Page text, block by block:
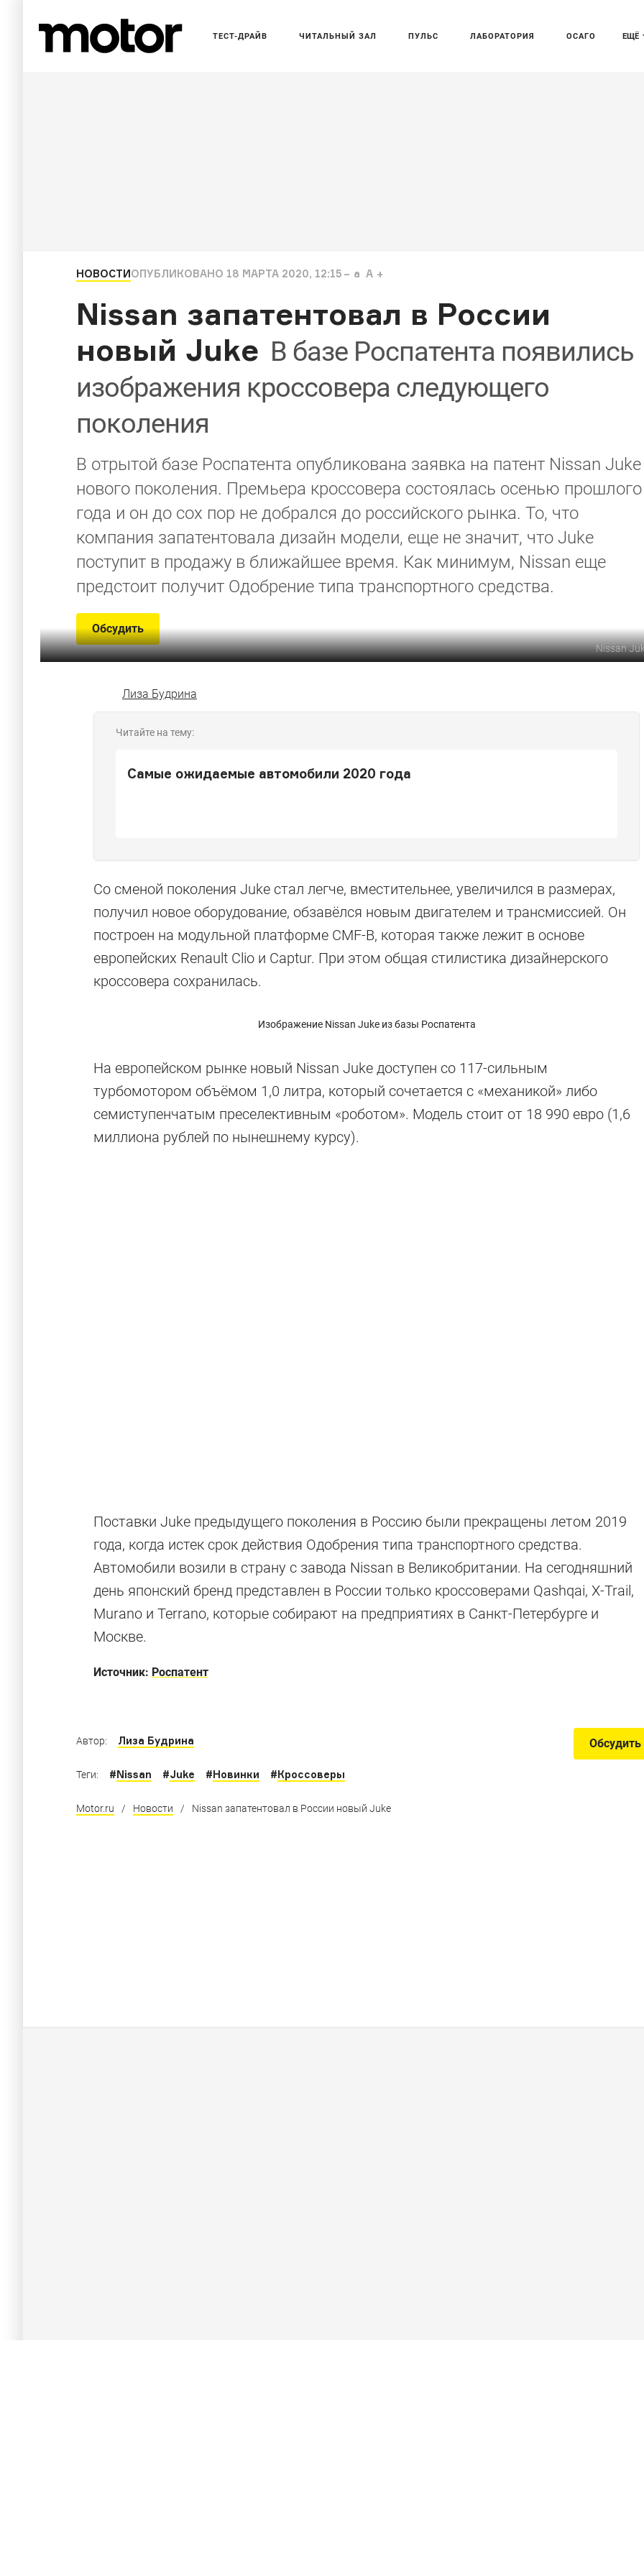
ЕЩЁ
ТЕСТ-ДРАЙВ ЧИТАЛЬНЫЙ ЗАЛ ПУЛЬС ЛАБОРАТОРИЯ ОСАГО
НОВОСТИОПУБЛИКОВАНО 18 МАРТА 2020, 12:15 a A
Nissan запатентовал в России
новый Juke В базе Роспатента появились
изображения кроссовера следующего
поколения
В отрытой базе Роспатента опубликована заявка на патент Nissan Juke
нового поколения. Премьера кроссовера состоялась осенью прошлого
года и он до сох пор не добрался до российского рынка. То, что
компания запатентовала дизайн модели, еще не значит, что Juke
поступит в продажу в ближайшее время. Как минимум, Nissan еще
предстоит получит Одобрение типа транспортного средства.
Обсудить
Nissan
Лиза Будрина
Читайте на тему:
Самые ожидаемые автомобили 2020 года
Со сменой поколения Juke стал легче, вместительнее, увеличился в размерах,
получил новое оборудование, обзавёлся новым двигателем и трансмиссией. Он
построен на модульной платформе CMF-B, которая также лежит в основе
европейских Renault Clio и Captur. При этом общая стилистика дизайнерского
кроссовера сохранилась.
Изображение Nissan Juke из базы Роспатента
На европейском рынке новый Nissan Juke доступен со 117-сильным
турбомотором объёмом 1,0 литра, который сочетается с «механикой» либо
семиступенчатым преселективным «роботом». Модель стоит от 18 990 евро (1,6
миллиона рублей по нынешнему курсу).
Поставки Juke предыдущего поколения в Россию были прекращены летом 2019
года, когда истек срок действия Одобрения типа транспортного средства.
Автомобили возили в страну с завода Nissan в Великобритании. На сегодняшний
день японский бренд представлен в России только кроссоверами Qashqai, X-Trail,
Murano и Terrano, которые собирают на предприятиях в Санкт-Петербурге и
Москве.
Источник: Роспатент
Мал, да удал: самые
маленькие кроссоверы
Интересные кроссоверы, длина которых не превышает четырех метров
Обсудить
Автор: Лиза Будрина
Теги: #Nissan #Juke #Новинки #Кроссоверы
Motor.ru / Новости / Nissan запатентовал в России новый Juke